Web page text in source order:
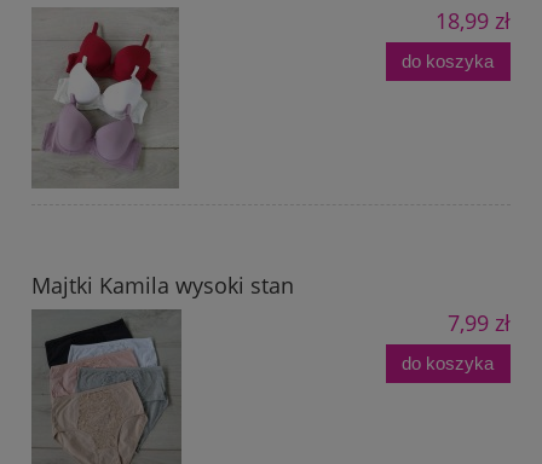
18,99 zł
do koszyka
Majtki Kamila wysoki stan
7,99 zł
do koszyka